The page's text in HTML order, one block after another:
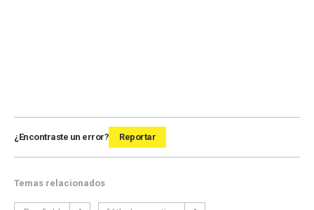
¿Encontraste un error? Reportar
Temas relacionados